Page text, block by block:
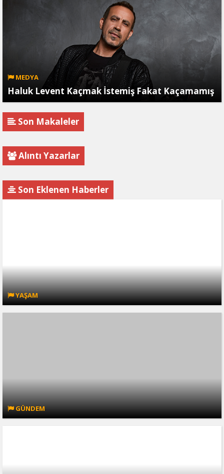
MEDYA
Haluk Levent Kaçmak İstemiş Fakat Kaçamamış
Son Makaleler
Alıntı Yazarlar
Son Eklenen Haberler
YAŞAM
GÜNDEM